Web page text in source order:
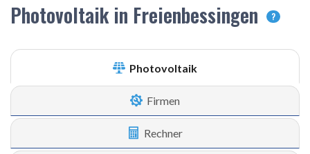
Photovoltaik in Freienbessingen ?
Photovoltaik
Firmen
Rechner